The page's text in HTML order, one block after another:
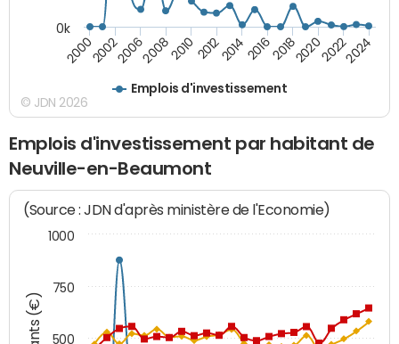
Emplois d'investissement
20002002200620082010 2012201420162018202020222024
0k
© JDN 2026
Emplois d'investissement par habitant de
Neuville-en-Beaumont
(Source : JDN d'après ministère de l'Economie)
500
750
1000